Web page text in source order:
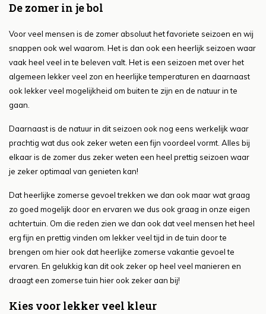
De zomer in je bol
Voor veel mensen is de zomer absoluut het favoriete seizoen en wij
snappen ook wel waarom. Het is dan ook een heerlijk seizoen waar
vaak heel veel in te beleven valt. Het is een seizoen met over het
algemeen lekker veel zon en heerlijke temperaturen en daarnaast
ook lekker veel mogelijkheid om buiten te zijn en de natuur in te
gaan.
Daarnaast is de natuur in dit seizoen ook nog eens werkelijk waar
prachtig wat dus ook zeker weten een fijn voordeel vormt. Alles bij
elkaar is de zomer dus zeker weten een heel prettig seizoen waar
je zeker optimaal van genieten kan!
Dat heerlijke zomerse gevoel trekken we dan ook maar wat graag
zo goed mogelijk door en ervaren we dus ook graag in onze eigen
achtertuin. Om die reden zien we dan ook dat veel mensen het heel
erg fijn en prettig vinden om lekker veel tijd in de tuin door te
brengen om hier ook dat heerlijke zomerse vakantie gevoel te
ervaren. En gelukkig kan dit ook zeker op heel veel manieren en
draagt een zomerse tuin hier ook zeker aan bij!
Kies voor lekker veel kleur